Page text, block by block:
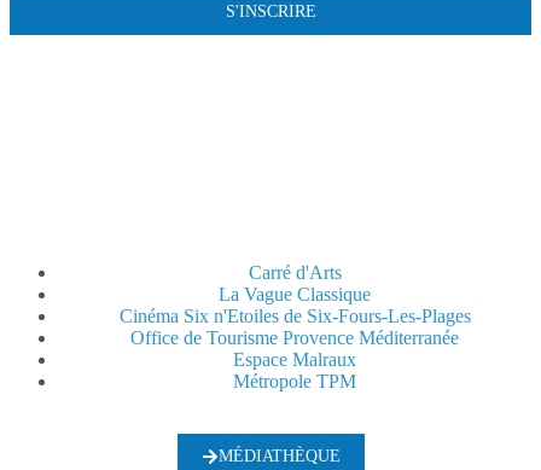
S'INSCRIRE
Carré d'Arts
La Vague Classique
Cinéma Six n'Etoiles de Six-Fours-Les-Plages
Office de Tourisme Provence Méditerranée
Espace Malraux
Métropole TPM
MÉDIATHÈQUE